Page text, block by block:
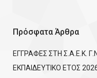
Πρόσφατα Άρθρα
ΕΓΓΡΑΦΕΣ ΣΤΗ Σ.Α.Ε.Κ.
ΕΚΠΑΙΔΕΥΤΙΚΟ ΕΤΟΣ